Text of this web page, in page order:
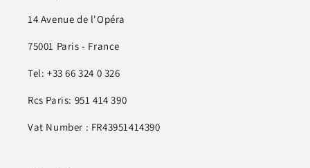
14 Avenue de l'Opéra
75001 Paris - France
Tel: +33 66 324 0 326
Rcs Paris: 951 414 390
Vat Number : FR43951414390